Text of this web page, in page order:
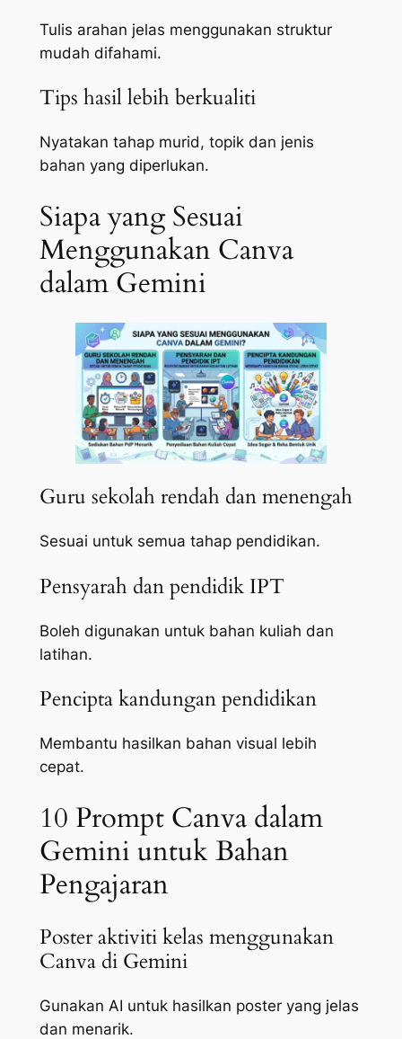
Tulis arahan jelas menggunakan struktur
mudah difahami.
Tips hasil lebih berkualiti
Nyatakan tahap murid, topik dan jenis
bahan yang diperlukan.
Siapa yang Sesuai
Menggunakan Canva
dalam Gemini
Guru sekolah rendah dan menengah
Sesuai untuk semua tahap pendidikan.
Pensyarah dan pendidik IPT
Boleh digunakan untuk bahan kuliah dan
latihan.
Pencipta kandungan pendidikan
Membantu hasilkan bahan visual lebih
cepat.
10 Prompt Canva dalam
Gemini untuk Bahan
Pengajaran
Poster aktiviti kelas menggunakan
Canva di Gemini
Gunakan AI untuk hasilkan poster yang jelas
dan menarik.